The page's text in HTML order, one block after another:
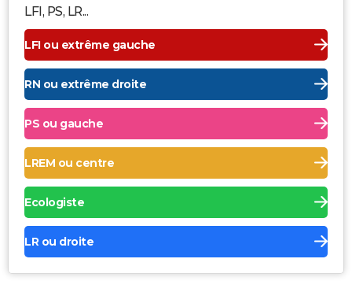
LFI, PS, LR...
LFI ou extrême gauche
RN ou extrême droite
PS ou gauche
LREM ou centre
Ecologiste
LR ou droite